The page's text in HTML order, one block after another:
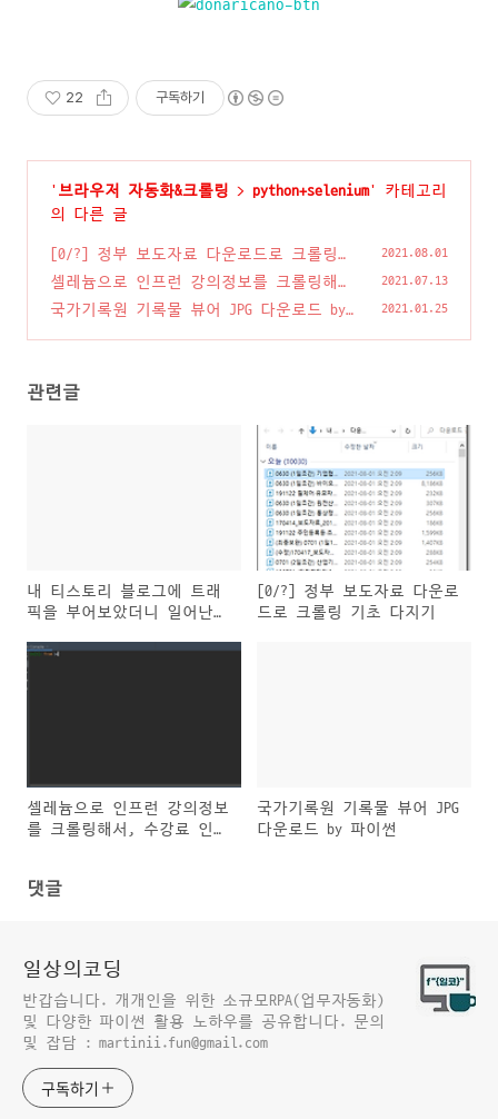
22 구독하기
' 브라우저 자동화&크롤링 > python+selenium' 카테고리
의 다른 글
[0/?] 정부 보도자료 다운로드로 크롤링
기초 다지기
(2)
2021.08.01
셀레늄으로 인프런 강의정보를 크롤링해
서, 수강료 인사이트 얻기[연재]
(0)
2021.07.13
국가기록원 기록물 뷰어 JPG 다운로드 by
2021.01.25
관련글
내 티스토리 블로그에 트래
픽을 부어보았더니 일어난
[0/?] 정부 보도자료 다운로
드로 크롤링 기초 다지기
셀레늄으로 인프런 강의정보
를 크롤링해서, 수강료 인사
국가기록원 기록물 뷰어 JPG
다운로드 by 파이썬
댓글
일상의코딩
반갑습니다. 개개인을 위한 소규모RPA(업무자동화)
및 다양한 파이썬 활용 노하우를 공유합니다. 문의
및 잡담 : martinii.fun@gmail.com
구독하기